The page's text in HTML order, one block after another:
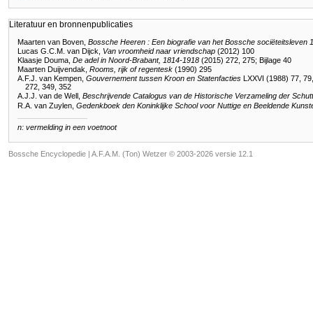
Literatuur en bronnenpublicaties
Maarten van Boven, Bossche Heeren : Een biografie van het Bossche sociëteitsleven
Lucas G.C.M. van Dijck, Van vroomheid naar vriendschap (2012) 100
Klaasje Douma, De adel in Noord-Brabant, 1814-1918 (2015) 272, 275; Bijlage 40
Maarten Duijvendak, Rooms, rijk of regentesk (1990) 295
A.F.J. van Kempen, Gouvernement tussen Kroon en Statenfacties LXXVI (1988) 77,
272, 349, 352
A.J.J. van de Well, Beschrijvende Catalogus van de Historische Verzameling der
R.A. van Zuylen, Gedenkboek den Koninklijke School voor Nuttige en Beeldende
n: vermelding in een voetnoot
Bossche Encyclopedie | A.F.A.M. (Ton) Wetzer © 2003-2026 versie 12.1